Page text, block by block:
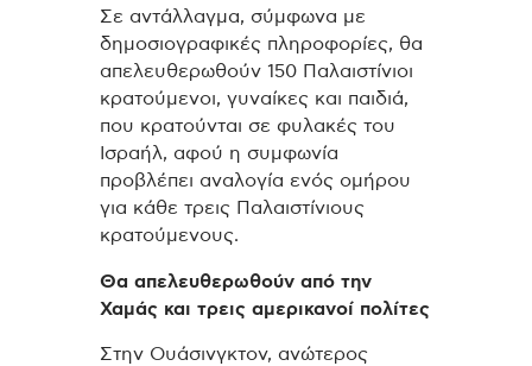
Σε αντάλλαγμα, σύμφωνα με
δημοσιογραφικές πληροφορίες, θα
απελευθερωθούν 150 Παλαιστίνιοι
κρατούμενοι, γυναίκες και παιδιά,
που κρατούνται σε φυλακές του
Ισραήλ, αφού η συμφωνία
προβλέπει αναλογία ενός ομήρου
για κάθε τρεις Παλαιστίνιους
κρατούμενους.
Θα απελευθερωθούν από την
Χαμάς και τρεις αμερικανοί πολίτες
Στην Ουάσινγκτον, ανώτερος